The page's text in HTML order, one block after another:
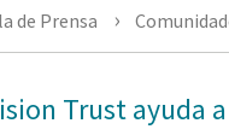
de Prensa
Trust ayuda